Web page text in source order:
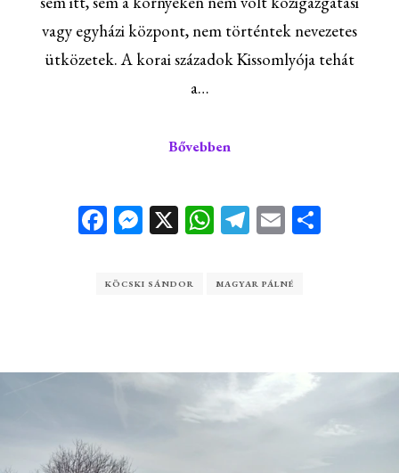
vagy egyházi központ, nem történtek nevezetes
ütközetek. A korai századok Kissomlyója tehát
a…
Bővebben
Facebook
Messenger
X WhatsApp
Telegram
Email
KÖCSKI SÁNDOR MAGYAR PÁLNÉ